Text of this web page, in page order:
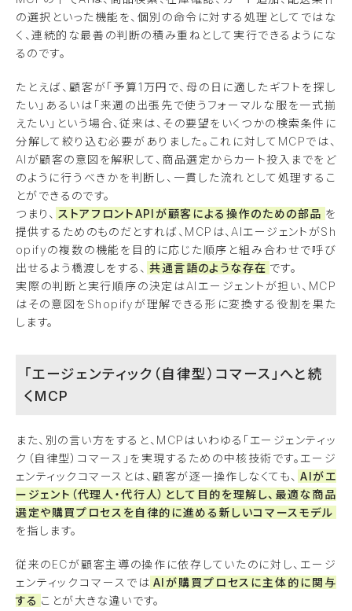
の選択といった機能を、個別の命令に対する処理としてではな
く、連続的な最善の判断の積み重ねとして実行できるようにな
るのです。
たとえば、顧客が「予算1万円で、母の日に適したギフトを探し
たい」あるいは「来週の出張先で使うフォーマルな服を一式揃
えたい」という場合、従来は、その要望をいくつかの検索条件に
分解して絞り込む必要がありました。これに対してMCPでは、
AIが顧客の意図を解釈して、商品選定からカート投入までをど
のように行うべきかを判断し、一貫した流れとして処理するこ
とができるのです。
つまり、 ストアフロントAPIが顧客による操作のための部品 を
提供するためのものだとすれば、MCPは、AIエージェントがSh
opifyの複数の機能を目的に応じた順序と組み合わせで呼び
出せるよう橋渡しをする、 共通言語のような存在 です。
実際の判断と実行順序の決定はAIエージェントが担い、MCP
はその意図をShopifyが理解できる形に変換する役割を果た
します。
「エージェンティック（自律型）コマース」へと続
くMCP
また、別の言い方をすると、MCPはいわゆる「エージェンティッ
ク（自律型）コマース」を実現するための中核技術です。エージ
ェンティックコマースとは、顧客が逐一操作しなくても、 AIがエ
ージェント（代理人・代行人）として目的を理解し、最適な商品
選定や購買プロセスを自律的に進める新しいコマースモデル
を指します。
従来のECが顧客主導の操作に依存していたのに対し、エージ
ェンティックコマースでは AIが購買プロセスに主体的に関与
する ことが大きな違いです。